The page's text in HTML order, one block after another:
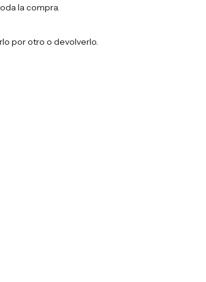
la compra.
por otro o devolverlo.